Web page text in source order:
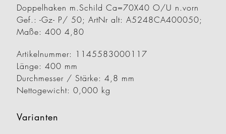
Doppelhaken m.Schild Ca=70X40 O/U n.vorn
Gef.: -Gz- P/ 50; ArtNr alt: A5248CA400050;
Maße: 400 4,80
Artikelnummer: 1145583000117
Länge: 400 mm
Durchmesser / Stärke: 4,8 mm
Nettogewicht: 0,000 kg
Varianten